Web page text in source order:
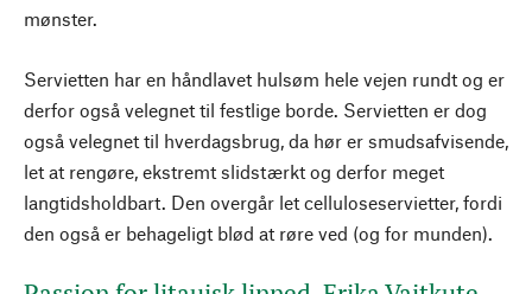
mønster.
Servietten har en håndlavet hulsøm hele vejen rundt og er
derfor også velegnet til festlige borde. Servietten er dog
også velegnet til hverdagsbrug, da hør er smudsafvisende,
let at rengøre, ekstremt slidstærkt og derfor meget
langtidsholdbart. Den overgår let celluloseservietter, fordi
den også er behageligt blød at røre ved (og for munden).